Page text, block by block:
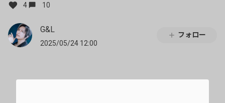
4
10
G&L
2025/05/24 12:00
フォロー